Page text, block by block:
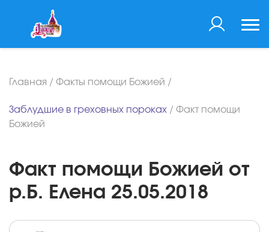
Главная / Факты помощи Божией /
Заблудшие в греховных пороках / Факт помощи
Божией
Факт помощи Божией от
р.Б. Елена 25.05.2018